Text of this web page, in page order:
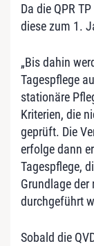
Da die QPR
diese zum 1.
„Bis dahin
Tagespflege
stationäre
Kriterien, die
geprüft. Die
erfolge dann
Tagespflege,
Grundlage der
durchgeführt
Sobald die